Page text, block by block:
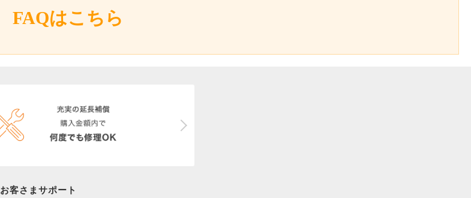
FAQはこちら
お客さまサポート